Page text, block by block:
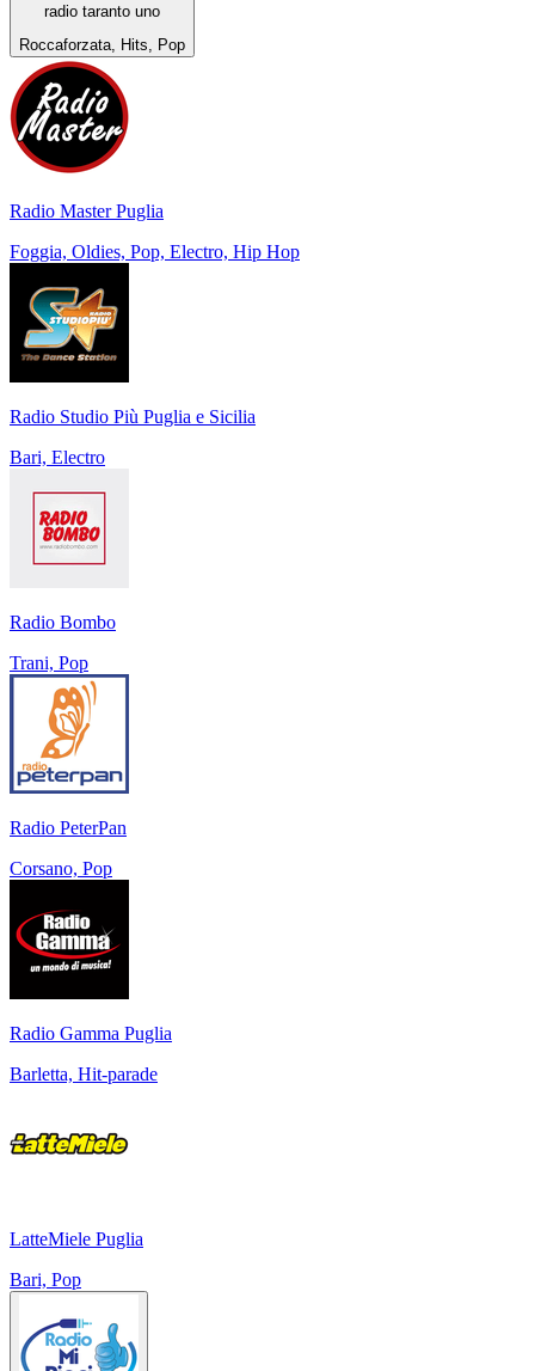
radio taranto uno
Roccaforzata, Hits, Pop
Radio Master Puglia
Foggia, Oldies, Pop, Electro, Hip Hop
Radio Studio Più Puglia e Sicilia
Bari, Electro
Radio Bombo
Trani, Pop
Radio PeterPan
Corsano, Pop
Radio Gamma Puglia
Barletta, Hit-parade
LatteMiele Puglia
Bari, Pop